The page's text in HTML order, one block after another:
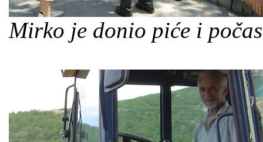
Mirko je donio piće i